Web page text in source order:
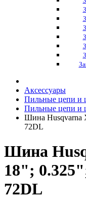
Аксессуары
Пильные цепи и
Пильные цепи и
Шина Husqvarna
72DL
Шина
18";
72DL